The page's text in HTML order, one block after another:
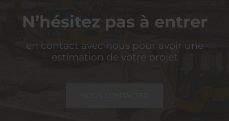
N’hésitez pas à entrer
en contact avec nous pour avoir une
estimation de votre projet